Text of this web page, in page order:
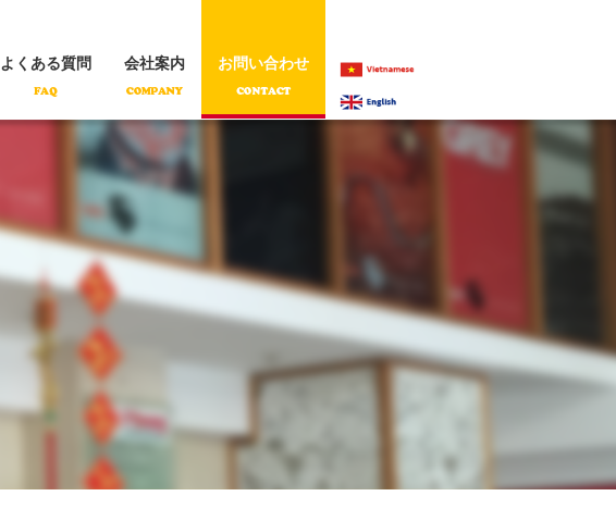
よくある質問 会社案内 お問い合わせ
VIETNAMESE
ENGLISH